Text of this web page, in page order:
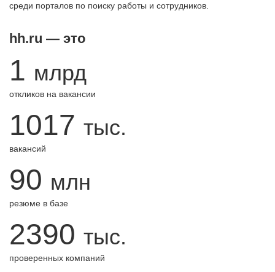
среди порталов по поиску работы и сотрудников.
hh.ru — это
1 млрд
откликов на вакансии
1017 тыс.
вакансий
90 млн
резюме в базе
2390 тыс.
проверенных компаний